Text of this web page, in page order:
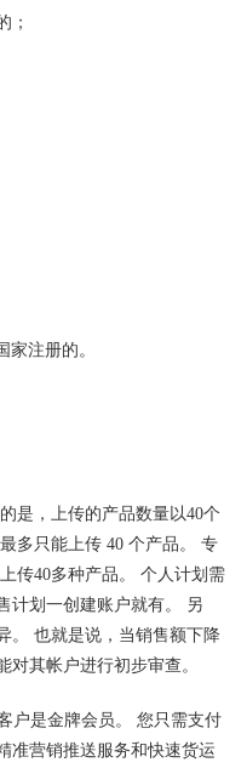
；
家注册的。
是，上传的产品数量以40个
多只能上传 40 个产品。 专
传40多种产品。 个人计划需
计划一创建账户就有。 另
。 也就是说，当销售额下降
对其帐户进行初步审查。
户是金牌会员。 您只需支付
准营销推送服务和快速货运